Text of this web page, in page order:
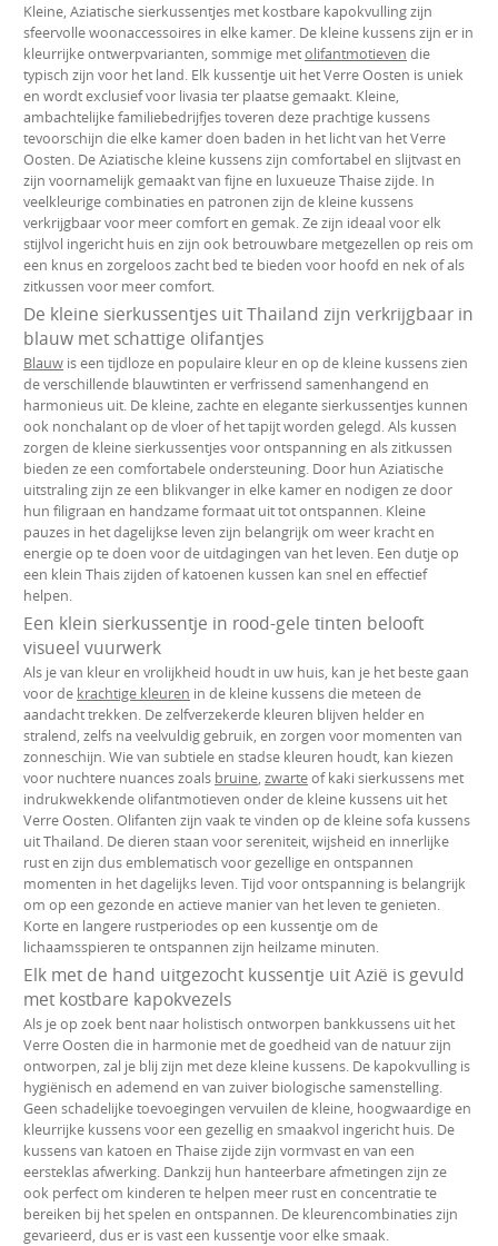
Kleine, Aziatische sierkussentjes met kostbare kapokvulling zijn
sfeervolle woonaccessoires in elke kamer. De kleine kussens zijn er in
kleurrijke ontwerpvarianten, sommige metolifantmotieven die
typisch zijn voor het land. Elk kussentje uit het Verre Oosten is uniek
en wordt exclusief voor livasia ter plaatse gemaakt. Kleine,
ambachtelijke familiebedrijfjes toveren deze prachtige kussens
tevoorschijn die elke kamer doen baden in het licht van het Verre
Oosten. De Aziatische kleine kussens zijn comfortabel en slijtvast en
zijn voornamelijk gemaakt van fijne en luxueuze Thaise zijde. In
veelkleurige combinaties en patronen zijn de kleine kussens
verkrijgbaar voor meer comfort en gemak. Ze zijn ideaal voor elk
stijlvol ingericht huis en zijn ook betrouwbare metgezellen op reis om
een knus en zorgeloos zacht bed te bieden voor hoofd en nek of als
zitkussen voor meer comfort.
De kleine sierkussentjes uit Thailand zijn verkrijgbaar in
blauw met schattige olifantjes
Blauw is een tijdloze en populaire kleur en op de kleine kussens zien
de verschillende blauwtinten er verfrissend samenhangend en
harmonieus uit. De kleine, zachte en elegante sierkussentjes kunnen
ook nonchalant op de vloer of het tapijt worden gelegd. Als kussen
zorgen de kleine sierkussentjes voor ontspanning en als zitkussen
bieden ze een comfortabele ondersteuning. Door hun Aziatische
uitstraling zijn ze een blikvanger in elke kamer en nodigen ze door
hun filigraan en handzame formaat uit tot ontspannen. Kleine
pauzes in het dagelijkse leven zijn belangrijk om weer kracht en
energie op te doen voor de uitdagingen van het leven. Een dutje op
een klein Thais zijden of katoenen kussen kan snel en effectief
helpen.
Een klein sierkussentje in rood-gele tinten belooft
visueel vuurwerk
Als je van kleur en vrolijkheid houdt in uw huis, kan je het beste gaan
voor de krachtige kleuren in de kleine kussens die meteen de
aandacht trekken. De zelfverzekerde kleuren blijven helder en
stralend, zelfs na veelvuldig gebruik, en zorgen voor momenten van
zonneschijn. Wie van subtiele en stadse kleuren houdt, kan kiezen
voor nuchtere nuances zoals bruine, zwarteof kaki sierkussens met
indrukwekkende olifantmotieven onder de kleine kussens uit het
Verre Oosten. Olifanten zijn vaak te vinden op de kleine sofa kussens
uit Thailand. De dieren staan voor sereniteit, wijsheid en innerlijke
rust en zijn dus emblematisch voor gezellige en ontspannen
momenten in het dagelijks leven. Tijd voor ontspanning is belangrijk
om op een gezonde en actieve manier van het leven te genieten.
Korte en langere rustperiodes op een kussentje om de
lichaamsspieren te ontspannen zijn heilzame minuten.
Elk met de hand uitgezocht kussentje uit Azië is gevuld
met kostbare kapokvezels
Als je op zoek bent naar holistisch ontworpen bankkussens uit het
Verre Oosten die in harmonie met de goedheid van de natuur zijn
ontworpen, zal je blij zijn met deze kleine kussens. De kapokvulling is
hygiënisch en ademend en van zuiver biologische samenstelling.
Geen schadelijke toevoegingen vervuilen de kleine, hoogwaardige en
kleurrijke kussens voor een gezellig en smaakvol ingericht huis. De
kussens van katoen en Thaise zijde zijn vormvast en van een
eersteklas afwerking. Dankzij hun hanteerbare afmetingen zijn ze
ook perfect om kinderen te helpen meer rust en concentratie te
bereiken bij het spelen en ontspannen. De kleurencombinaties zijn
gevarieerd, dus er is vast een kussentje voor elke smaak.